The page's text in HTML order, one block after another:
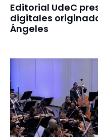
Editorial UdeC
digitales
Ángeles